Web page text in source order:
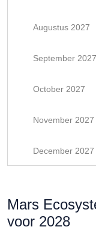
Augustus 2027
September 2027
October 2027
November 2027
December 2027
Mars
voor 2028